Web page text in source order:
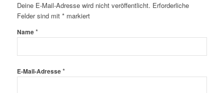
Deine E-Mail-Adresse wird nicht veröffentlicht. Erforderliche
Felder sind mit *markiert
Name*
E-Mail-Adresse*